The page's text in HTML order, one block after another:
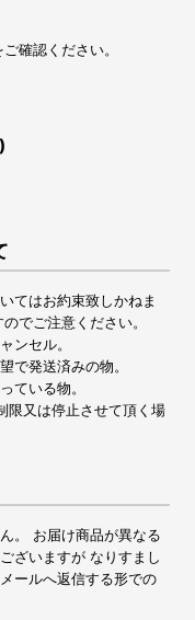
ご確認ください。
てはお約束致しかねま
でご注意ください。
ンセル。
で発送済みの物。
ている物。
限又は停止させて頂く場
。 お届け商品が異なる
ざいますが なりすまし
ールへ返信する形での